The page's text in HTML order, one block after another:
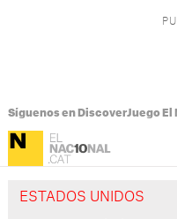
Síguenos en DiscoverJuego El
ESTADOS UNIDOS